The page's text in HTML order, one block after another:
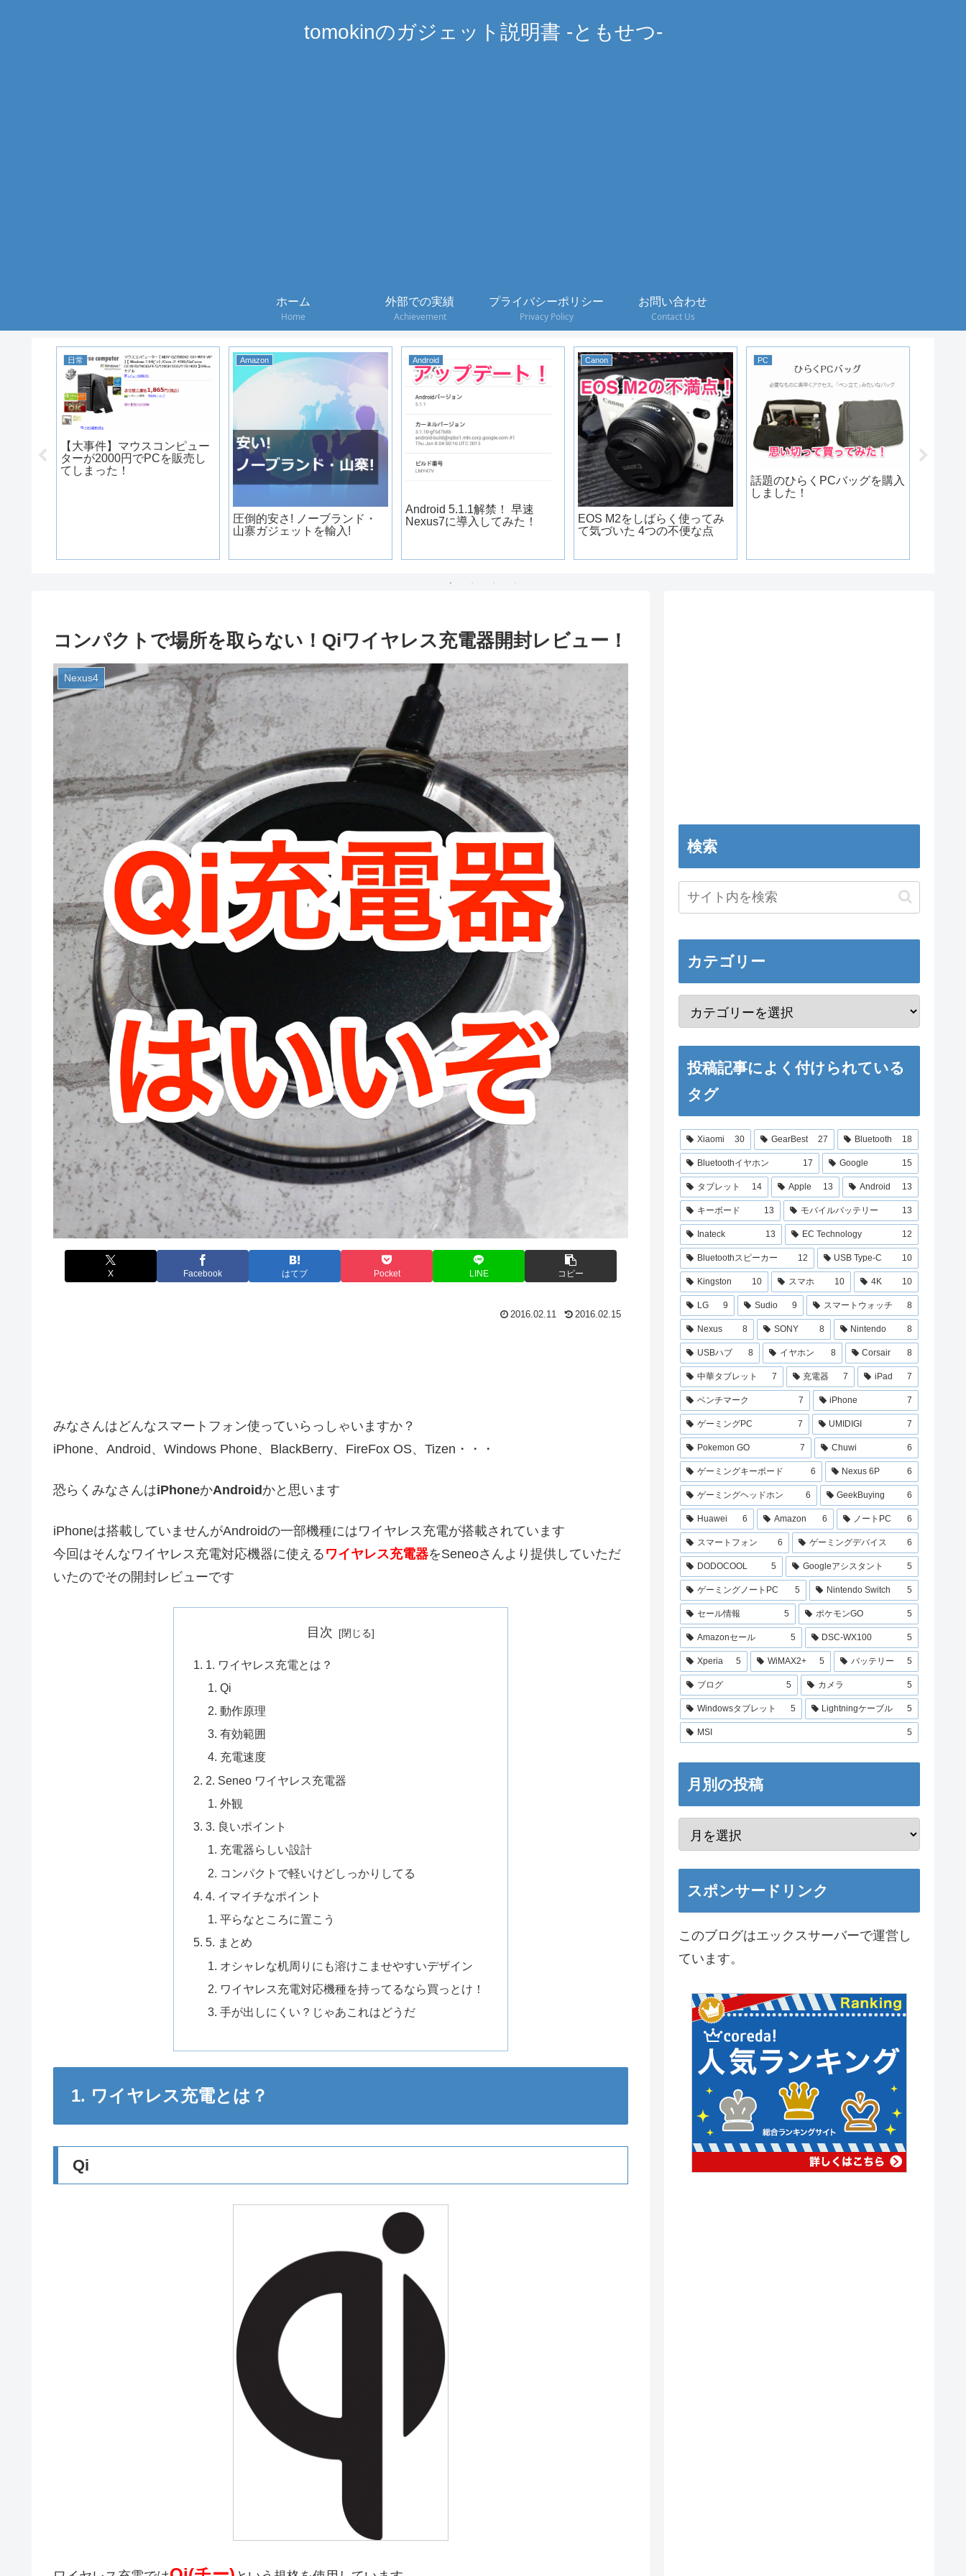
tomokinのガジェット説明書 -ともせつ-
ホーム
Home
外部での実績
Achievement
プライバシーポリシー
Privacy Policy
お問い合わせ
Contact Us
日常
【大事件】マウスコンピュー
ターが2000円でPCを販売し
てしまった！
Amazon
圧倒的安さ! ノーブランド・
山寨ガジェットを輸入!
Android
Android 5.1.1解禁！ 早速
Nexus7に導入してみた！
Canon
EOS M2をしばらく使ってみ
て気づいた 4つの不便な点
PC
話題のひらくPCバッグを購入
しました！
コンパクトで場所を取らない！Qiワイヤレス充電器開封レビュー！
Nexus4
X Facebook はてブ Pocket LINE コピー
2016.02.11 2016.02.15
みなさんはどんなスマートフォン使っていらっしゃいますか？
iPhone、Android、Windows Phone、BlackBerry、FireFox OS、Tizen・・・
恐らくみなさんはiPhoneかAndroid かと思います
iPhoneは搭載していませんがAndroidの一部機種にはワイヤレス充電が搭載されています
今回はそんなワイヤレス充電対応機器に使える ワイヤレス充電器をSeneoさんより提供していただ
いたのでその開封レビューです
目次
1. ワイヤレス充電とは？
Qi
動作原理
有効範囲
充電速度
2. Seneo ワイヤレス充電器
外観
3. 良いポイント
充電器らしい設計
コンパクトで軽いけどしっかりしてる
4. イマイチなポイント
平らなところに置こう
5. まとめ
オシャレな机周りにも溶けこませやすいデザイン
ワイヤレス充電対応機種を持ってるなら買っとけ！
手が出しにくい？じゃあこれはどうだ
1. ワイヤレス充電とは？
Qi
検索
カテゴリー
投稿記事によく付けられている
タグ
Xiaomi 30 GearBest 27 Bluetooth 18
Bluetoothイヤホン 17 Google 15
タブレット 14 Apple 13 Android 13
キーボード 13 モバイルバッテリー 13
Inateck 13 EC Technology 12
Bluetoothスピーカー 12 USB Type-C 10
Kingston 10 スマホ 10 4K 10
LG 9 Sudio 9 スマートウォッチ 8
Nexus 8 SONY 8 Nintendo 8
USBハブ 8 イヤホン 8 Corsair 8
中華タブレット 7 充電器 7 iPad 7
ベンチマーク 7 iPhone 7
ゲーミングPC 7 UMIDIGI 7
Pokemon GO 7 Chuwi 6
ゲーミングキーボード 6 Nexus 6P 6
ゲーミングヘッドホン 6 GeekBuying 6
Huawei 6 Amazon 6 ノートPC 6
スマートフォン 6 ゲーミングデバイス 6
DODOCOOL 5 Googleアシスタント 5
ゲーミングノートPC 5 Nintendo Switch 5
セール情報 5 ポケモンGO 5
Amazonセール 5 DSC-WX100 5
Xperia 5 WiMAX2+ 5 バッテリー 5
ブログ 5 カメラ 5
Windowsタブレット 5 Lightningケーブル 5
MSI 5
月別の投稿
スポンサードリンク
このブログはエックスサーバーで運営し
ています。